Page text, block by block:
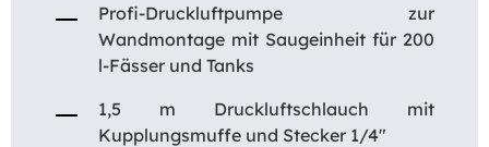
Profi-Druckluftpumpe zur
Wandmontage mit Saugeinheit für 200
l-Fässer und Tanks
1,5 m Druckluftschlauch mit
Kupplungsmuffe und Stecker 1/4″